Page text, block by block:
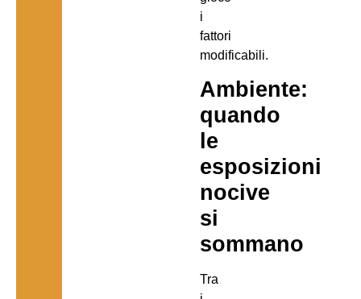
i
fattori
modificabili.
Ambiente:
quando
le
esposizioni
nocive
si
sommano
Tra